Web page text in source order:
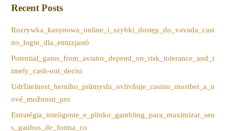
Recent Posts
Rozrywka_kasynowa_online_i_szybki_dostęp_do_vavada_casi
no_login_dla_entuzjastó
Potential_gains_from_aviator_depend_on_risk_tolerance_and_t
imely_cash-out_decisi
Udržitelnost_herního_průmyslu_ovlivňuje_casino_mostbet_a_n
ové_možnosti_pro
Estratégia_inteligente_e_plinko_gambling_para_maximizar_seu
s_ganhos_de_forma_co